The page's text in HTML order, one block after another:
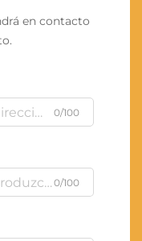
en contacto
0/100
0/100